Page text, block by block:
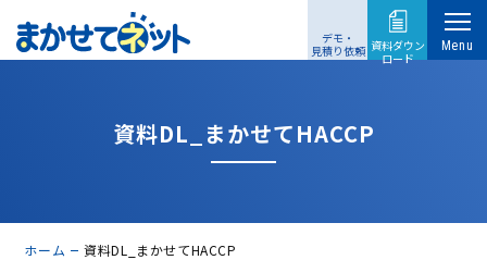
デモ・
見積り依頼 資料ダウン
ロード
Menu
資料DL_まかせてHACCP
ホーム 資料DL_まかせてHACCP